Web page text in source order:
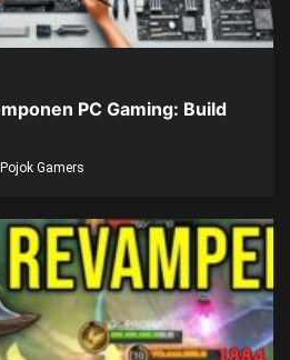
PC Gaming: Build
Gamers